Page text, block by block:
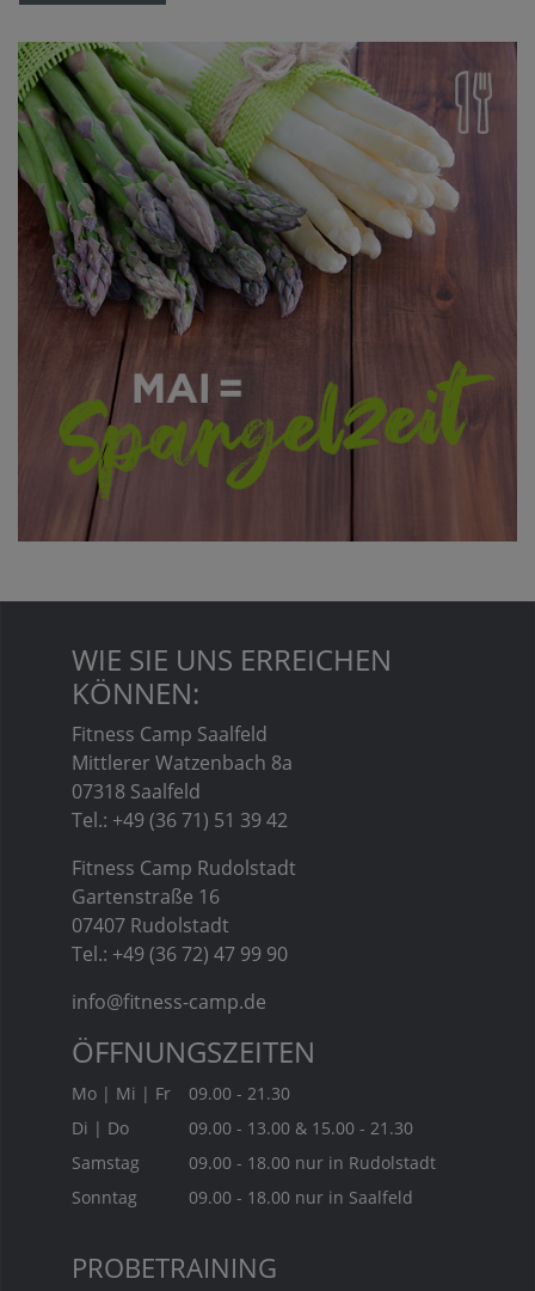
WIE SIE UNS ERREICHEN
KÖNNEN:
Fitness Camp Saalfeld
Mittlerer Watzenbach 8a
07318 Saalfeld
Tel.: +49 (36 71) 51 39 42
Fitness Camp Rudolstadt
Gartenstraße 16
07407 Rudolstadt
Tel.: +49 (36 72) 47 99 90
info@fitness-camp.de
PROBETRAINING
ÖFFNUNGSZEITEN
Mo | Mi | Fr
09.00 - 21.30
Di | Do
09.00 - 13.00 & 15.00 - 21.30
Samstag
09.00 - 18.00 nur in Rudolstadt
Sonntag
09.00 - 18.00 nur in Saalfeld